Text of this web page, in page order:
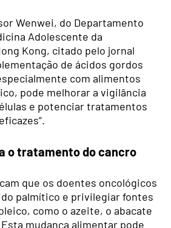
Wenwei, do Departamento
Adolescente da
Kong, citado pelo jornal
de ácidos gordos
com alimentos
pode melhorar a vigilância
e potenciar tratamentos
o tratamento do cancro
que os doentes oncológicos
palmítico e privilegiar fontes
como o azeite, o abacate
mudança alimentar pode